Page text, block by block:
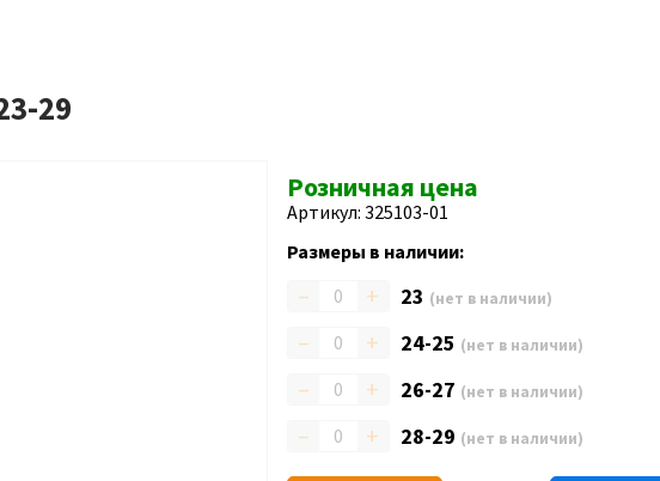
29
Розничная цена
Артикул: 325103-01
Размеры в наличии:
– + 23 (нет в наличии)
– + 24-25 (нет в наличии)
– + 26-27 (нет в наличии)
– + 28-29 (нет в наличии)